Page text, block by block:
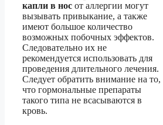
капли в нос от аллергии могут
вызывать привыкание, а также
имеют большое количество
возможных побочных эффектов.
Следовательно их не
рекомендуется использовать для
проведения длительного лечения.
Следует обратить внимание на то,
что гормональные препараты
такого типа не всасываются в
кровь.